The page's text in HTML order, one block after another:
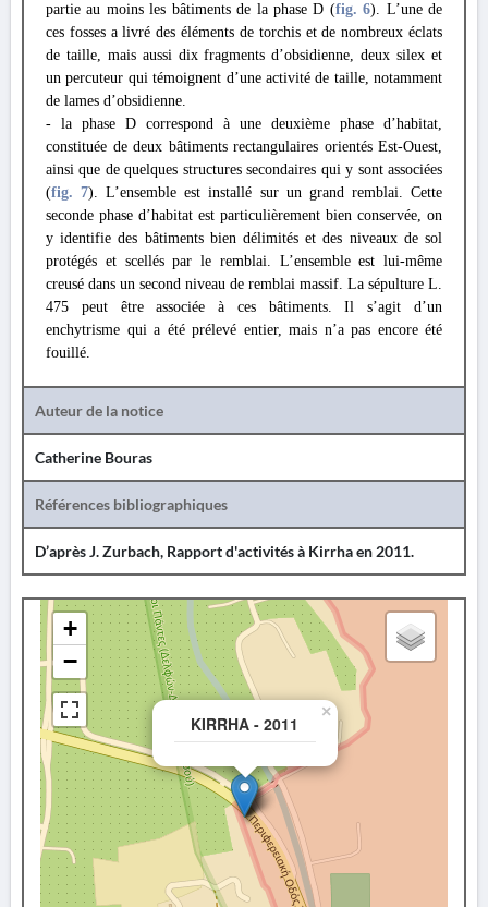
partie au moins les bâtiments de la phase D (fig. 6). L’une de
ces fosses a livré des éléments de torchis et de nombreux éclats
de taille, mais aussi dix fragments d’obsidienne, deux silex et
un percuteur qui témoignent d’une activité de taille, notamment
de lames d’obsidienne.
- la phase D correspond à une deuxième phase d’habitat,
constituée de deux bâtiments rectangulaires orientés Est-Ouest,
ainsi que de quelques structures secondaires qui y sont associées
(fig. 7). L’ensemble est installé sur un grand remblai. Cette
seconde phase d’habitat est particulièrement bien conservée, on
y identifie des bâtiments bien délimités et des niveaux de sol
protégés et scellés par le remblai. L’ensemble est lui-même
creusé dans un second niveau de remblai massif. La sépulture L.
475 peut être associée à ces bâtiments. Il s’agit d’un
enchytrisme qui a été prélevé entier, mais n’a pas encore été
fouillé.
Auteur de la notice
Catherine Bouras
Références bibliographiques
D’après J. Zurbach, Rapport d'activités à Kirrha en 2011.
KIRRHA - 2011
×
+
−